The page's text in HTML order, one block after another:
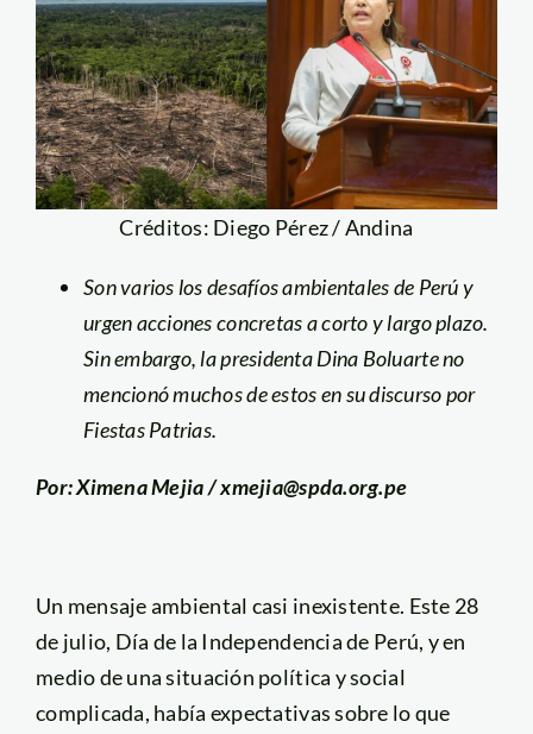
Créditos: Diego Pérez / Andina
Son varios los desafíos ambientales de Perú y
urgen acciones concretas a corto y largo plazo.
Sin embargo, la presidenta Dina Boluarte no
mencionó muchos de estos en su discurso por
Fiestas Patrias.
Por: Ximena Mejia / xmejia@spda.org.pe
Un mensaje ambiental casi inexistente. Este 28
de julio, Día de la Independencia de Perú, y en
medio de una situación política y social
complicada, había expectativas sobre lo que